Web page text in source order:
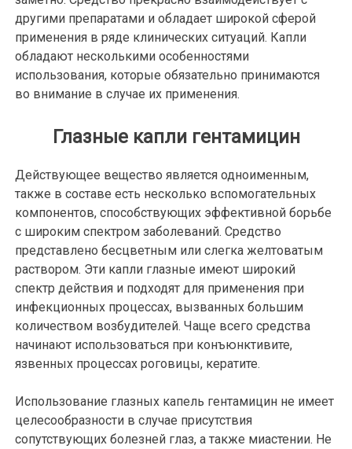
другими препаратами и обладает широкой сферой
применения в ряде клинических ситуаций. Капли
обладают несколькими особенностями
использования, которые обязательно принимаются
во внимание в случае их применения.
Глазные капли гентамицин
Действующее вещество является одноименным,
также в составе есть несколько вспомогательных
компонентов, способствующих эффективной борьбе
с широким спектром заболеваний. Средство
представлено бесцветным или слегка желтоватым
раствором. Эти капли глазные имеют широкий
спектр действия и подходят для применения при
инфекционных процессах, вызванных большим
количеством возбудителей. Чаще всего средства
начинают использоваться при конъюнктивите,
язвенных процессах роговицы, кератите.
Использование глазных капель гентамицин не имеет
целесообразности в случае присутствия
сопутствующих болезней глаз, а также миастении. Не